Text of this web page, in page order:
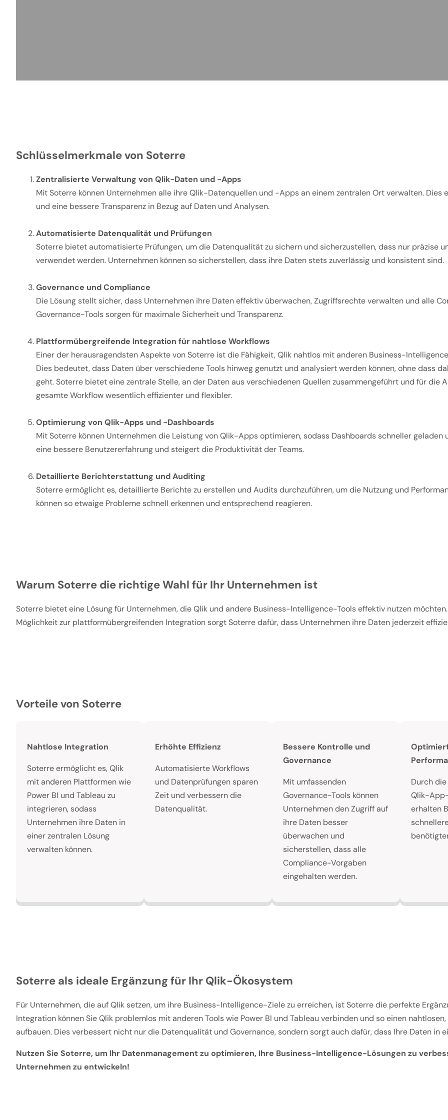
Schlüsselmerkmale von Soterre
Zentralisierte Verwaltung von Qlik-Daten und -Apps
Mit Soterre können Unternehmen alle ihre Qlik-Datenquellen und -Apps an einem zentralen Ort verwalten.
und eine bessere Transparenz in Bezug auf Daten und Analysen.
Automatisierte Datenqualität und Prüfungen
Soterre bietet automatisierte Prüfungen, um die Datenqualität zu sichern und sicherzustellen, dass nur präzise
verwendet werden. Unternehmen können so sicherstellen, dass ihre Daten stets zuverlässig und konsistent sind.
Governance und Compliance
Die Lösung stellt sicher, dass Unternehmen ihre Daten effektiv überwachen, Zugriffsrechte verwalten und alle
Governance-Tools sorgen für maximale Sicherheit und Transparenz.
Plattformübergreifende Integration für nahtlose Workflows
Einer der herausragendsten Aspekte von Soterre ist die Fähigkeit, Qlik nahtlos mit anderen Business-
Dies bedeutet, dass Daten über verschiedene Tools hinweg genutzt und analysiert werden können, ohne dass
geht. Soterre bietet eine zentrale Stelle, an der Daten aus verschiedenen Quellen zusammengeführt und für die
gesamte Workflow wesentlich effizienter und flexibler.
Optimierung von Qlik-Apps und -Dashboards
Mit Soterre können Unternehmen die Leistung von Qlik-Apps optimieren, sodass Dashboards schneller
eine bessere Benutzererfahrung und steigert die Produktivität der Teams.
Detaillierte Berichterstattung und Auditing
Soterre ermöglicht es, detaillierte Berichte zu erstellen und Audits durchzuführen, um die Nutzung und
können so etwaige Probleme schnell erkennen und entsprechend reagieren.
Warum Soterre die richtige Wahl für Ihr Unternehmen ist
Soterre bietet eine Lösung für Unternehmen, die Qlik und andere Business-Intelligence-Tools effektiv nutzen
Möglichkeit zur plattformübergreifenden Integration sorgt Soterre dafür, dass Unternehmen ihre Daten jederzeit
Vorteile von Soterre
Nahtlose Integration
Soterre ermöglicht es, Qlik
mit anderen Plattformen wie
Power BI und Tableau zu
integrieren, sodass
Unternehmen ihre Daten in
einer zentralen Lösung
verwalten können.
Erhöhte Effizienz
Automatisierte Workflows
und Datenprüfungen sparen
Zeit und verbessern die
Datenqualität.
Bessere Kontrolle und
Governance
Mit umfassenden
Governance-Tools können
Unternehmen den Zugriff auf
ihre Daten besser
überwachen und
sicherstellen, dass alle
Compliance-Vorgaben
eingehalten werden.
Durch
Qlik-
erhalten
Soterre als ideale Ergänzung für Ihr Qlik-Ökosystem
Für Unternehmen, die auf Qlik setzen, um ihre Business-Intelligence-Ziele zu erreichen, ist Soterre die perfekte
Integration können Sie Qlik problemlos mit anderen Tools wie Power BI und Tableau verbinden und so einen
aufbauen. Dies verbessert nicht nur die Datenqualität und Governance, sondern sorgt auch dafür, dass Ihre Daten in
Nutzen Sie Soterre, um Ihr Datenmanagement zu optimieren, Ihre Business-Intelligence-Lösungen zu
Unternehmen zu entwickeln!